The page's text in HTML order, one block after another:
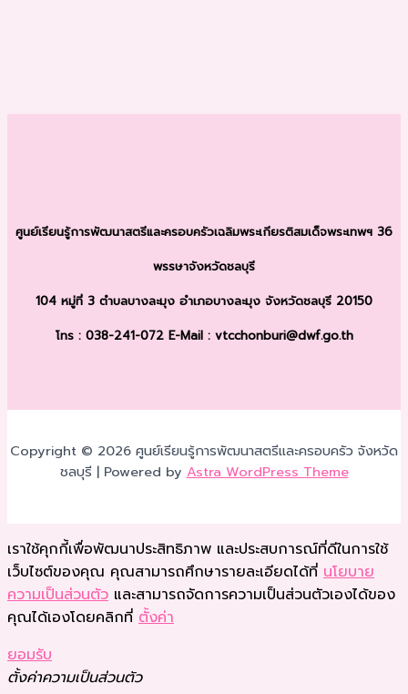
ศูนย์เรียนรู้การพัฒนาสตรีและครอบครัวเฉลิมพระเกียรติสมเด็จพระเทพฯ 36
พรรษาจังหวัดชลบุรี
104 หมู่ที่ 3 ตำบลบางละมุง อำเภอบางละมุง จังหวัดชลบุรี 20150
โทร : 038-241-072 E-Mail : vtcchonburi@dwf.go.th
Copyright © 2026 ศูนย์เรียนรู้การพัฒนาสตรีและครอบครัว จังหวัด
ชลบุรี | Powered byAstra WordPress Theme
เราใช้คุกกี้เพื่อพัฒนาประสิทธิภาพ และประสบการณ์ที่ดีในการใช้
เว็บไซต์ของคุณ คุณสามารถศึกษารายละเอียดได้ที่ นโยบาย
ความเป็นส่วนตัว และสามารถจัดการความเป็นส่วนตัวเองได้ของ
คุณได้เองโดยคลิกที่ ตั้งค่า
ยอมรับ
ตั้งค่าความเป็นส่วนตัว